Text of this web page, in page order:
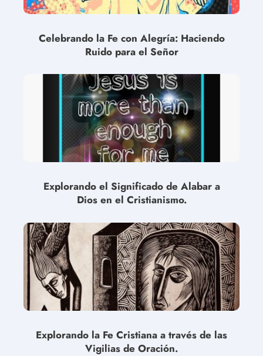
Celebrando la Fe con Alegría: Haciendo
Ruido para el Señor
Explorando el Significado de Alabar a
Dios en el Cristianismo.
Explorando la Fe Cristiana a través de las
Vigilias de Oración.